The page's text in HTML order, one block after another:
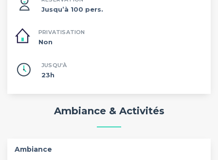
Jusqu’à 100 pers.
PRIVATISATION
Non
JUSQU'À
23h
Ambiance & Activités
Ambiance